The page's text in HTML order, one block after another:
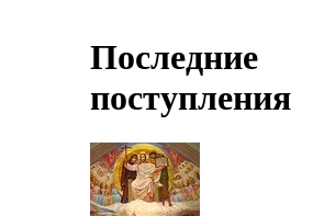
Последние
поступления